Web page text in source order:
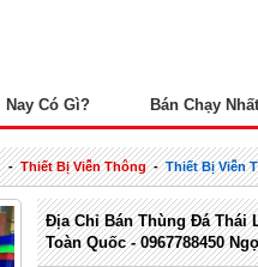
Nay Có Gì? Bán Chạy Nhất
-Thiết Bị Viễn Thông-Thiết Bị Viễn
Địa Chỉ Bán Thùng Đá Thái
Toàn Quốc - 0967788450